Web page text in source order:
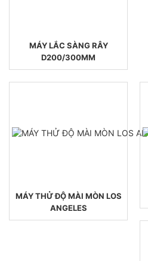
MÁY LẮC SÀNG RÂY
D200/300MM
MÁY THỬ ĐỘ MÀI MÒN LOS
ANGELES